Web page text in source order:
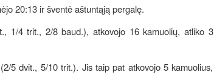
20:13 ir šventė aštuntąją pergalę.
1/4 trit., 2/8 baud.), atkovojo 16 kamuolių, atliko 3
5 dvit., 5/10 trit.). Jis taip pat atkovojo 5 kamuolius,